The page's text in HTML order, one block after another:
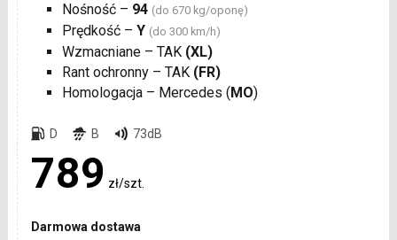
Nośność – 94 (do 670 kg/oponę)
Prędkość – Y (do 300 km/h)
Wzmacniane – TAK (XL)
Rant ochronny – TAK (FR)
Homologacja – Mercedes ( MO)
D B 73dB
789 zł/szt.
Darmowa dostawa